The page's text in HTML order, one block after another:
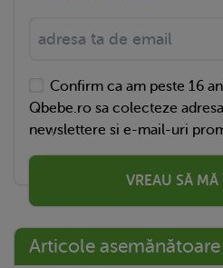
Confirm ca am peste 16
Qbebe.ro sa colecteze
newslettere si e-mail-uri
VREAU SĂ
Articole asemănătoare